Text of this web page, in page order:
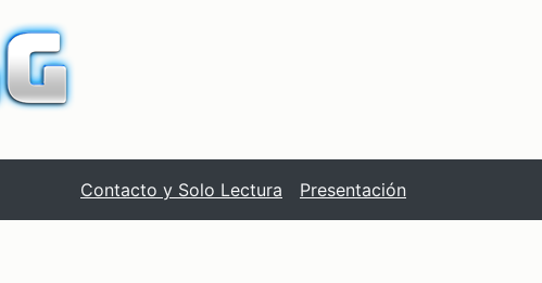
Contacto y Solo Lectura Presentación